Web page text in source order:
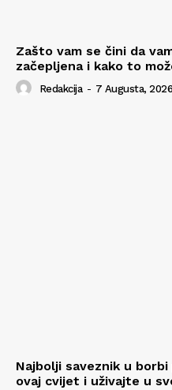
Zašto vam se čini da
začepljena i kako to
Redakcija - 7 Augusta, 2026
Najbolji saveznik u
ovaj cvijet i uživajte u